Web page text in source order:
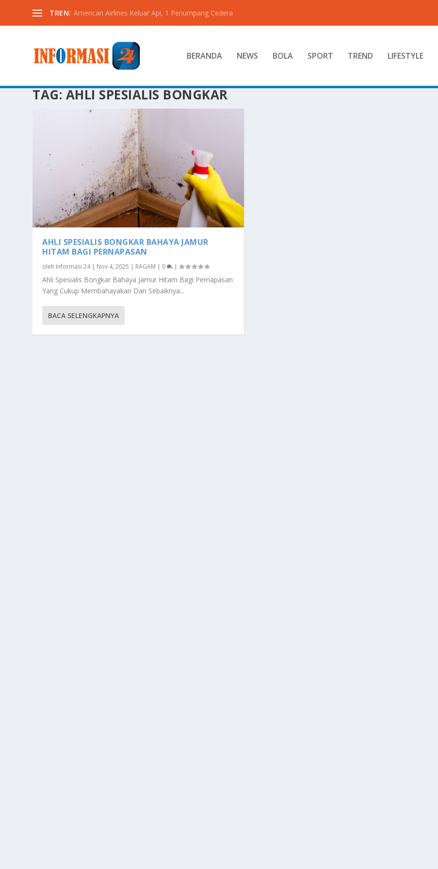
TREN: American Airlines Keluar Api, 1 Penumpang Cedera
BERANDA NEWS BOLA SPORT TREND LIFESTYLE
TAG: AHLI SPESIALIS BONGKAR
AHLI SPESIALIS BONGKAR BAHAYA JAMUR
HITAM BAGI PERNAPASAN
oleh Informasi 24| Nov 4, 2025 | RAGAM | 0 |
Ahli Spesialis Bongkar Bahaya Jamur Hitam Bagi Pernapasan
Yang Cukup Membahayakan Dan Sebaiknya...
BACA SELENGKAPNYA